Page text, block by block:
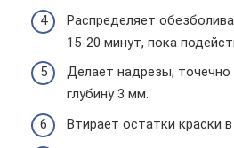
Распределяет
15-20 минут, пока
Делает надрезы, точечно
глубину 3 мм.
Втирает остатки краски